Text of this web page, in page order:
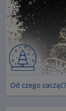
Od czego zacząć?